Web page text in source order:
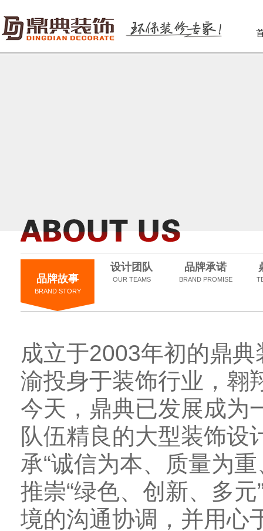
品牌故事
BRAND STORY
设计团队
OUR TEAMS
品牌承诺
BRAND PROMISE
成立于2003年初的鼎
渝投身于装饰行业，翱
今天，鼎典已发展成为
队伍精良的大型装饰设
承“诚信为本、质量为
推崇“绿色、创新、多
境的沟通协调，并用心